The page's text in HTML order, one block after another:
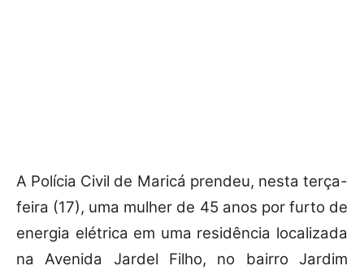
A Polícia Civil de Maricá prendeu, nesta terça-
feira (17), uma mulher de 45 anos por furto de
energia elétrica em uma residência localizada
na Avenida Jardel Filho, no bairro Jardim